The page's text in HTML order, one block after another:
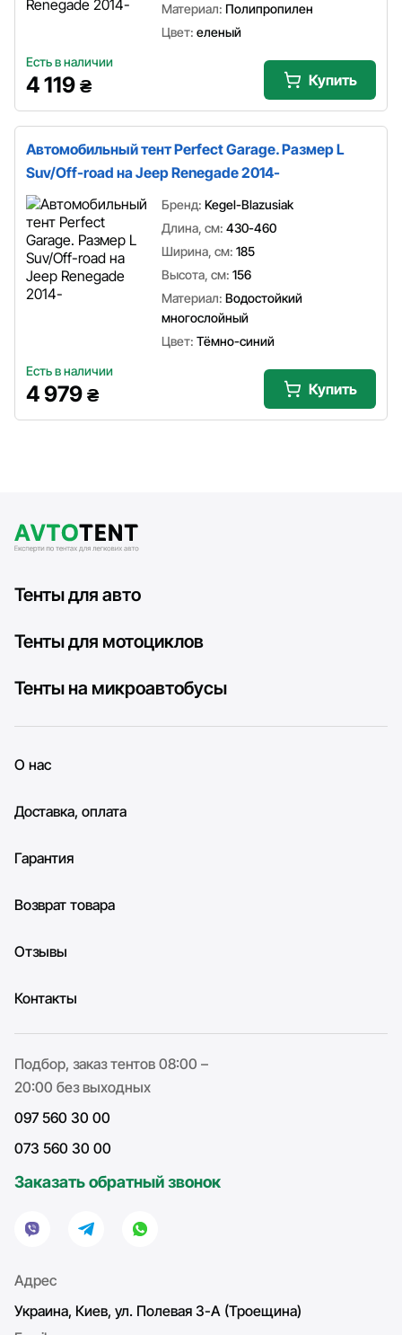
Материал: Полипропилен
Цвет: еленый
Есть в наличии
4 119 ₴ Купить
Автомобильный тент Perfect Garage. Размер L
Suv/Off-road на Jeep Renegade 2014-
Бренд: Kegel-Blazusiak
Длина, см: 430-460
Ширина, см: 185
Высота, см: 156
Материал: Водостойкий
многослойный
Цвет: Тёмно-синий
Есть в наличии
4 979 ₴ Купить
Тенты для авто
Тенты для мотоциклов
Тенты на микроавтобусы
О нас
Доставка, оплата
Гарантия
Возврат товара
Отзывы
Контакты
Подбор, заказ тентов 08:00 –
20:00 без выходных
097 560 30 00
073 560 30 00
Заказать обратный звонок
Адрес
Украина, Киев, ул. Полевая 3-А (Троещина)